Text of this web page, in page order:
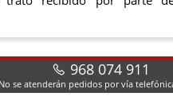
968 074 911
No se atenderán pedidos por vía